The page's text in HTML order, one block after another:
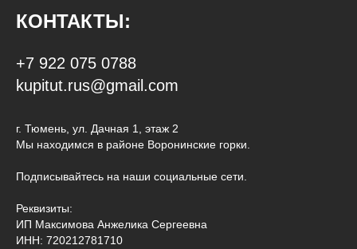
КОНТАКТЫ:
+7 922 075 0788
kupitut.rus@gmail.com
г. Тюмень, ул. Дачная 1, этаж 2
Мы находимся в районе Воронинские горки.
Подписывайтесь на наши социальные сети.
Реквизиты:
ИП Максимова Анжелика Сергеевна
ИНН: 720212781710